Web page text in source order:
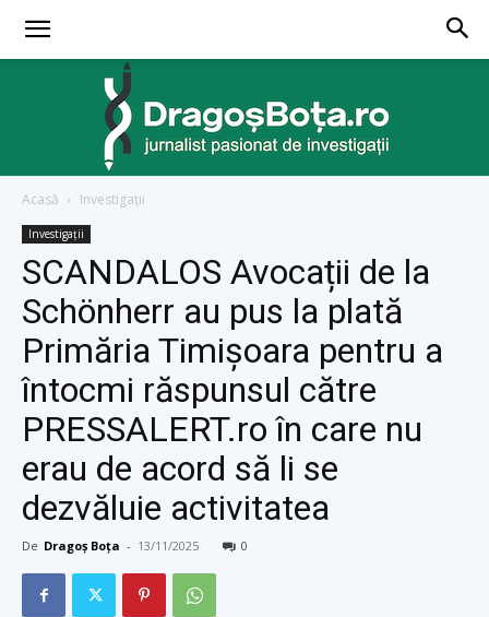
Acasă Investigaţii
Investigaţii
SCANDALOS Avocații de la
Schönherr au pus la plată
Primăria Timișoara pentru a
întocmi răspunsul către
PRESSALERT.ro în care nu
erau de acord să li se
dezvăluie activitatea
De Dragoș Boța - 13/11/2025 0